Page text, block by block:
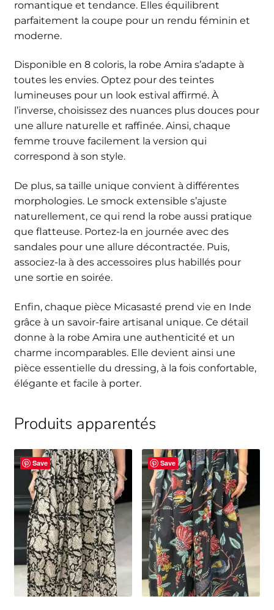
romantique et tendance. Elles équilibrent
parfaitement la coupe pour un rendu féminin et
moderne.
Disponible en 8 coloris, la robe Amira s’adapte à
toutes les envies. Optez pour des teintes
lumineuses pour un look estival affirmé. À
l’inverse, choisissez des nuances plus douces pour
une allure naturelle et raffinée. Ainsi, chaque
femme trouve facilement la version qui
correspond à son style.
De plus, sa taille unique convient à différentes
morphologies. Le smock extensible s’ajuste
naturellement, ce qui rend la robe aussi pratique
que flatteuse. Portez-la en journée avec des
sandales pour une allure décontractée. Puis,
associez-la à des accessoires plus habillés pour
une sortie en soirée.
Enfin, chaque pièce Micasasté prend vie en Inde
grâce à un savoir-faire artisanal unique. Ce détail
donne à la robe Amira une authenticité et un
charme incomparables. Elle devient ainsi une
pièce essentielle du dressing, à la fois confortable,
élégante et facile à porter.
Produits apparentés
Save Save